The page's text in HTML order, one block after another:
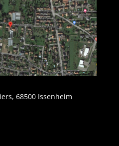
68500 Issenheim